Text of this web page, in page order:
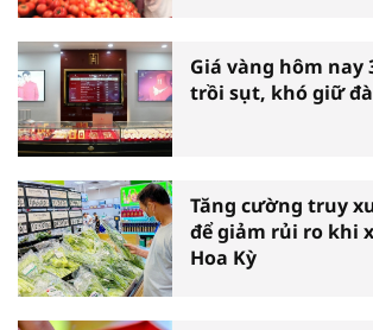
Giá vàng hôm nay
trồi sụt, khó giữ
Tăng cường truy
để giảm rủi ro khi
Hoa Kỳ